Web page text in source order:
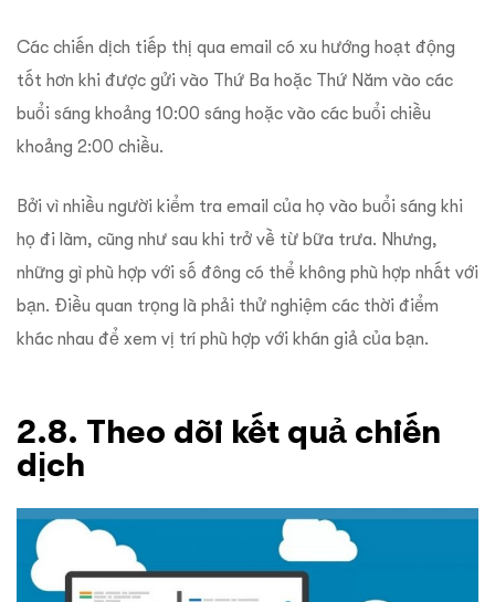
Các chiến dịch tiếp thị qua email có xu hướng hoạt động
tốt hơn khi được gửi vào Thứ Ba hoặc Thứ Năm vào các
buổi sáng khoảng 10:00 sáng hoặc vào các buổi chiều
khoảng 2:00 chiều.
Bởi vì nhiều người kiểm tra email của họ vào buổi sáng khi
họ đi làm, cũng như sau khi trở về từ bữa trưa. Nhưng,
những gì phù hợp với số đông có thể không phù hợp nhất với
bạn. Điều quan trọng là phải thử nghiệm các thời điểm
khác nhau để xem vị trí phù hợp với khán giả của bạn.
2.8. Theo dõi kết quả chiến
dịch